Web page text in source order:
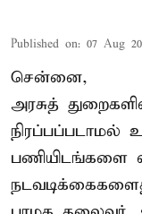
Published on: 07 Aug
சென்னை,
அரசுத்
பணியிடங்களை